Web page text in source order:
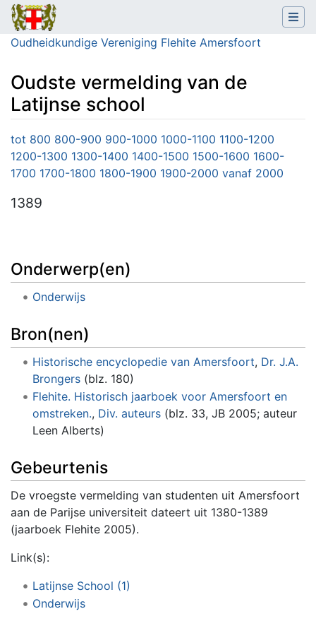
Oudheidkundige Vereniging Flehite Amersfoort
Oudste vermelding van de
Latijnse school
Ga naar: navigatie ,zoeken
tot 800 800-900 900-1000 1000-1100 1100-1200
1200-1300 1300-1400 1400-1500 1500-1600 1600-
1700 1700-1800 1800-1900 1900-2000 vanaf 2000
1389
Onderwerp(en)
Onderwijs
Bron(nen)
Historische encyclopedie van Amersfoort, Dr. J.A.
Brongers(blz. 180)
Flehite. Historisch jaarboek voor Amersfoort en
omstreken., Div. auteurs(blz. 33, JB 2005; auteur
Leen Alberts)
Gebeurtenis
De vroegste vermelding van studenten uit Amersfoort
aan de Parijse universiteit dateert uit 1380-1389
(jaarboek Flehite 2005).
Link(s):
Latijnse School (1)
Onderwijs